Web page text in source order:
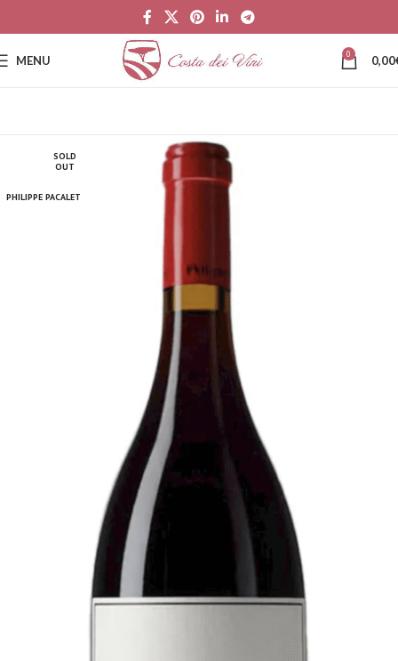
MENU 0 0,00
SOLD
OUT
PHILIPPE PACALET